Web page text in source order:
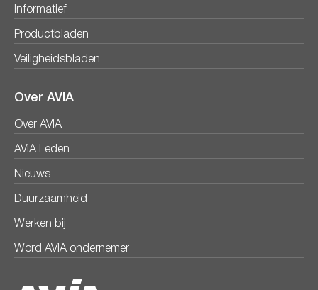
Informatief
Productbladen
Veiligheidsbladen
Over AVIA
Over AVIA
AVIA Leden
Nieuws
Duurzaamheid
Werken bij
Word AVIA ondernemer